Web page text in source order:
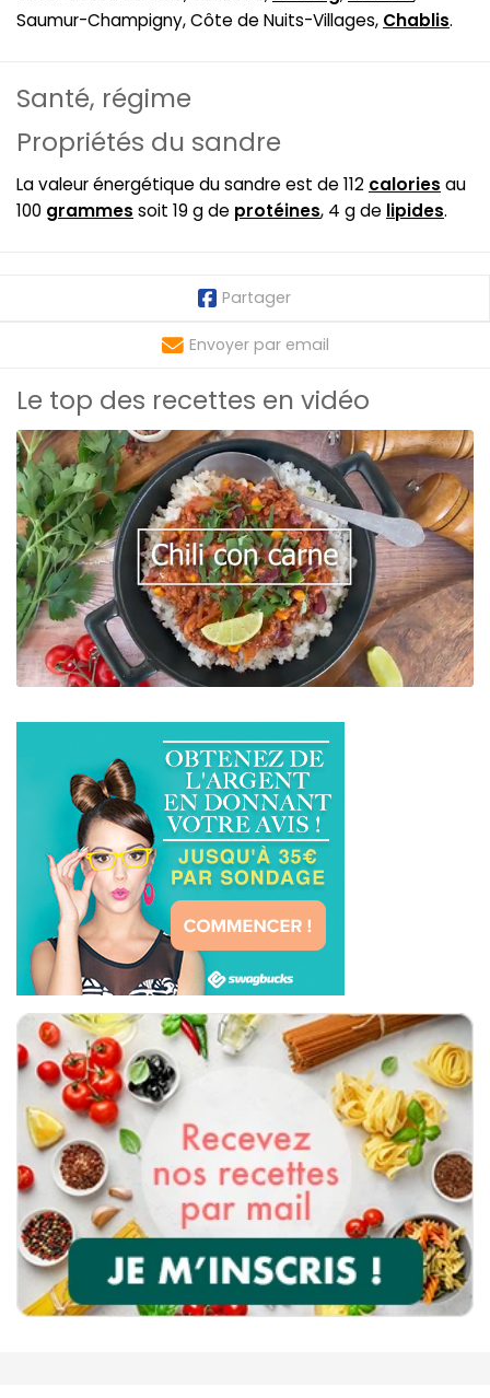
Saumur-Champigny, Côte de Nuits-Villages, Chablis.
Santé, régime
Propriétés du sandre
La valeur énergétique du sandre est de 112 calories au
100 grammes soit 19 g de protéines, 4 g de lipides.
Partager
Envoyer par email
Le top des recettes en vidéo